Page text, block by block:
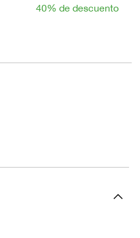
40% de descuento